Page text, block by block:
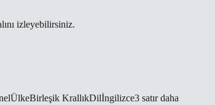
izleyebilirsiniz.
KrallıkDilİngilizce3 satır daha